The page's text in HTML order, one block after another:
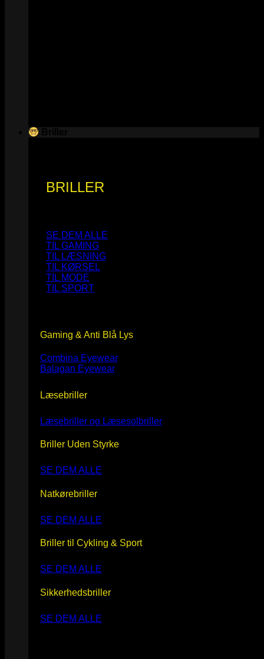
BRILLER
SE DEM ALLE
TIL GAMING
TIL LÆSNING
TIL KØRSEL
TIL MODE
TIL SPORT
Gaming & Anti Blå Lys
Combina Eyewear
Balagan Eyewear
Læsebriller
Læsebriller og Læsesolbriller
Briller Uden Styrke
SE DEM ALLE
Natkørebriller
SE DEM ALLE
Briller til Cykling & Sport
SE DEM ALLE
Sikkerhedsbriller
SE DEM ALLE